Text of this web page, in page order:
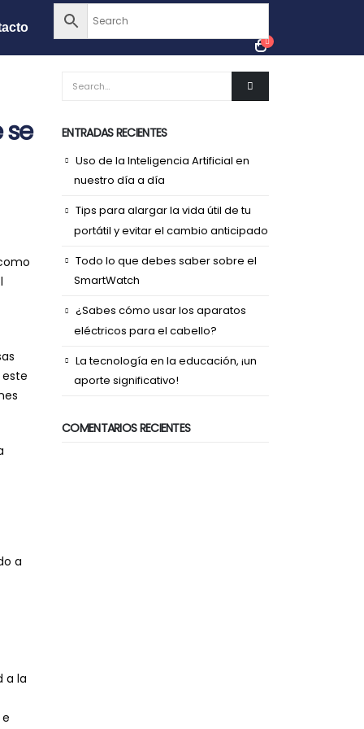
a
a la
ENTRADAS RECIENTES
Uso de la Inteligencia Artificial en
nuestro día a día
Tips para alargar la vida útil de tu
portátil y evitar el cambio anticipado
Todo lo que debes saber sobre el
SmartWatch
¿Sabes cómo usar los aparatos
eléctricos para el cabello?
La tecnología en la educación, ¡un
aporte significativo!
COMENTARIOS RECIENTES